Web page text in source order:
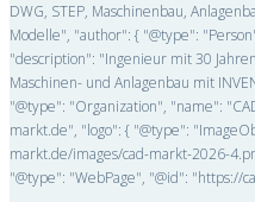
DWG, STEP, Maschinenbau,
Modelle", "author": { "@type":
"description": "Ingenieur mit 30
Maschinen- und Anlagenbau mit
"@type": "Organization", "name":
markt.de", "logo": { "@type":
markt.de/images/cad-markt-2026-
"@type": "WebPage", "@id": "https://